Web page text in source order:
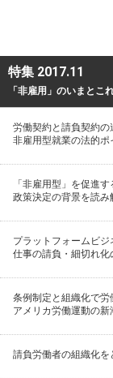
特集 2017.11
「非雇用」のいまとこ
労働契約と請負契約の
非雇用型就業の法的ポ
「非雇用型」を促進
政策決定の背景を読み
プラットフォームビジ
仕事の請負・細切れ化
条例制定と組織化で労
アメリカ労働運動の新
請負労働者の組織化